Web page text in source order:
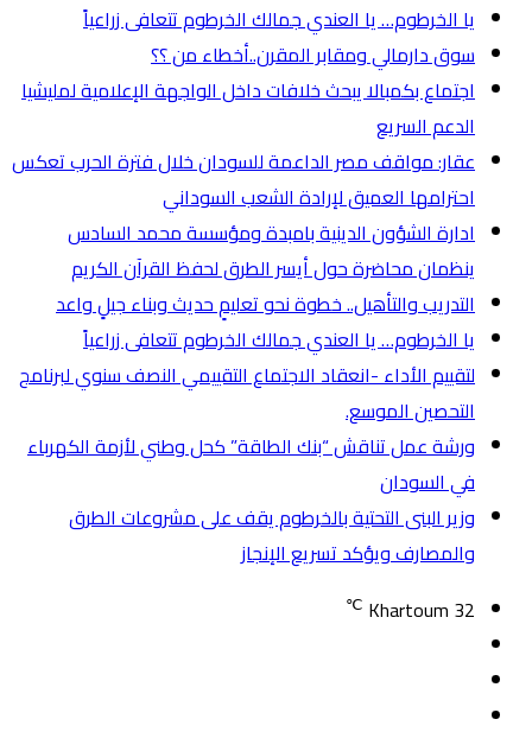
يا الخرطوم… يا العندي جمالك الخرطوم تتعافى زراعياً
سوق دارمالي ومقابر المقرن..أخطاء من ؟؟
اجتماع بكمبالا يبحث خلافات داخل الواجهة الإعلامية لمليشيا
الدعم السريع
عقار: مواقف مصر الداعمة للسودان خلال فترة الحرب تعكس
احترامها العميق لإرادة الشعب السوداني
ادارة الشؤون الدينية بامبدة ومؤسسة محمد السادس
ينظمان محاضرة حول أيسر الطرق لحفظ القرآن الكريم
التدريب والتأهيل.. خطوة نحو تعليمٍ حديث وبناء جيلٍ واعد
يا الخرطوم… يا العندي جمالك الخرطوم تتعافى زراعياً
لتقييم الأداء -انعقاد الاجتماع التقييمي النصف سنوي لبرنامج
التحصين الموسع.
ورشة عمل تناقش “بنك الطاقة” كحل وطني لأزمة الكهرباء
في السودان
وزير البنى التحتية بالخرطوم يقف على مشروعات الطرق
والمصارف ويؤكد تسريع الإنجاز
Khartoum 32
℃